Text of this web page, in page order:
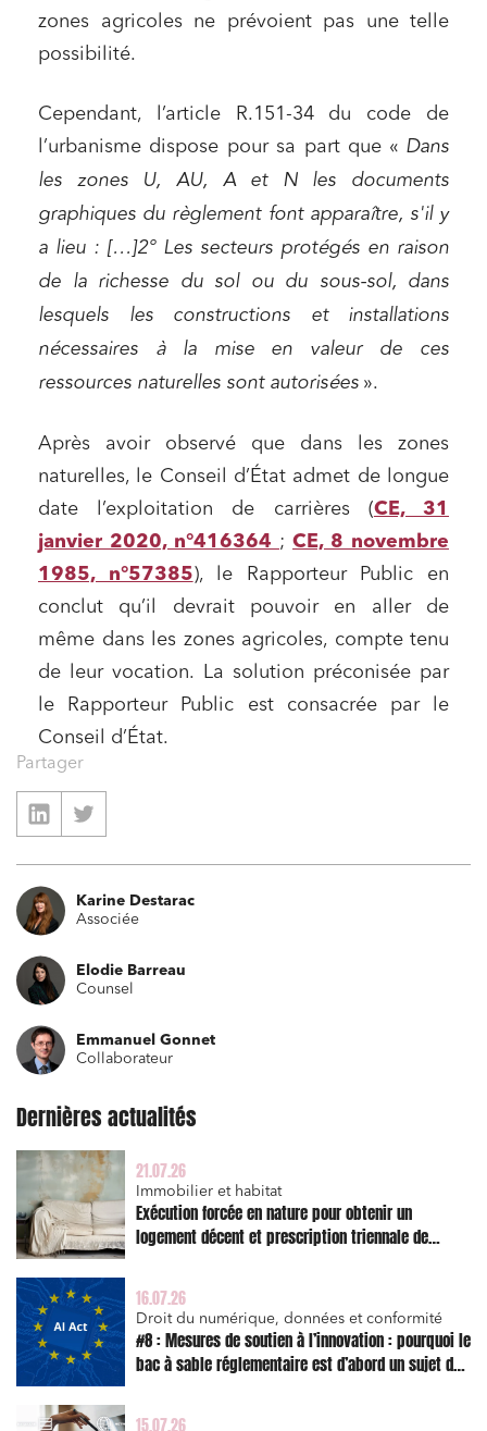
zones agricoles ne prévoient pas une telle
possibilité.
Cependant, l’article R.151-34 du code de
l’urbanisme dispose pour sa part que « Dans
les zones U, AU, A et N les documents
graphiques du règlement font apparaître, s'il y
a lieu : […]2° Les secteurs protégés en raison
de la richesse du sol ou du sous-sol, dans
lesquels les constructions et installations
nécessaires à la mise en valeur de ces
ressources naturelles sont autorisées ».
Après avoir observé que dans les zones
naturelles, le Conseil d’État admet de longue
date l’exploitation de carrières (CE, 31
janvier 2020, n°416364 ; CE, 8 novembre
1985, n°57385), le Rapporteur Public en
conclut qu’il devrait pouvoir en aller de
même dans les zones agricoles, compte tenu
de leur vocation. La solution préconisée par
le Rapporteur Public est consacrée par le
Conseil d’État.
Partager
Karine Destarac
Associée
Elodie Barreau
Counsel
Emmanuel Gonnet
Collaborateur
Dernières actualités
21.07.26
Immobilier et habitat
Exécution forcée en nature pour obtenir un
logement décent et prescription triennale de
16.07.26
Droit du numérique, données et conformité
#8 : Mesures de soutien à l’innovation : pourquoi le
bac à sable réglementaire est d’abord un sujet de
15.07.26
Relations commerciales et contrats
Associations et acteurs de l’économie sociale et
solidaire
Media et édition
Immobilier et habitat
Entreprises du numérique